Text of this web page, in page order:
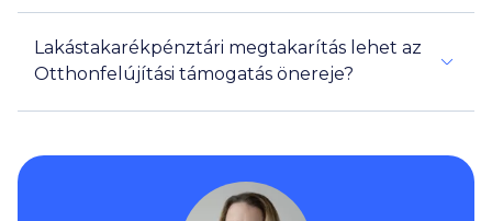
Lakástakarékpénztári megtakarítás lehet az
Otthonfelújítási támogatás önereje?